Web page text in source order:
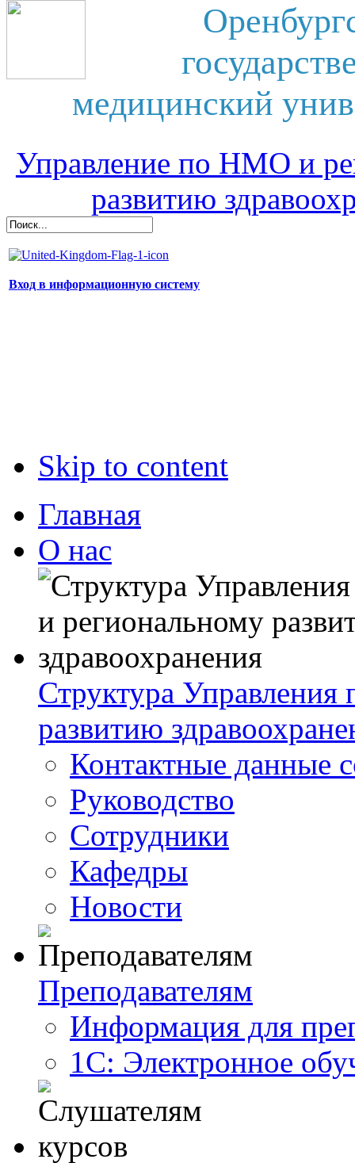
медицинский
Управление по НМО и
развитию
Вход в информационную систему
Skip to content
Главная
О нас
Структура
развитию
Контактные данные
Руководство
Сотрудники
Кафедры
Новости
Преподавателям
Информация для
1С: Электронное